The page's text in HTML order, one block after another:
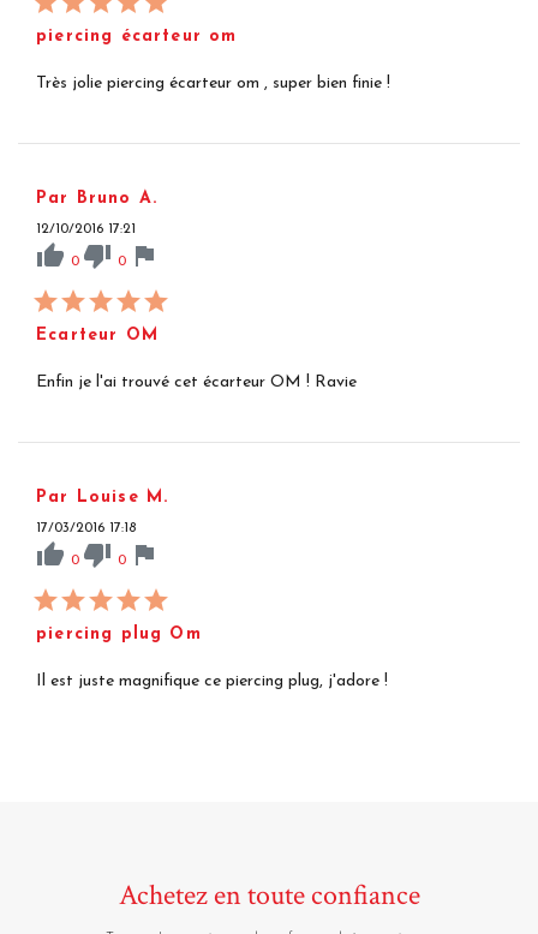
piercing écarteur om
Très jolie piercing écarteur om , super bien finie !
Par Bruno A.
12/10/2016 17:21
thumb_up 0 thumb_down 0 flag
Ecarteur OM
Enfin je l'ai trouvé cet écarteur OM ! Ravie
Par Louise M.
17/03/2016 17:18
thumb_up 0 thumb_down 0 flag
piercing plug Om
Il est juste magnifique ce piercing plug, j'adore !
Achetez en toute confiance